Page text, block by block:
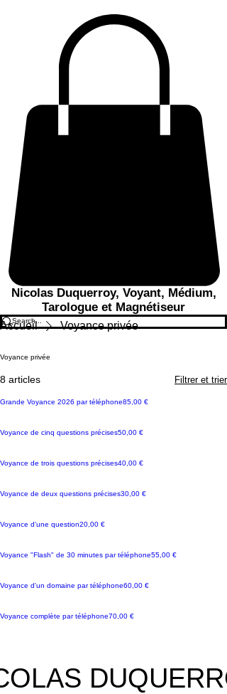
Nicolas Duquerroy, Voyant, Médium,
Tarologue et Magnétiseur
Accueil Voyance privée
Voyance privée
8 articles Filtrer et trier
2026
Grande Voyance 2026 par téléphonePrix
85,00 €
Voyance de cinq questions précisesPrix
50,00 €
Voyance de trois questions précisesPrix
40,00 €
Voyance de deux questions précisesPrix
30,00 €
Voyance d'une questionPrix
20,00 €
Voyance "Flash" de 30 minutes par téléphonePrix
55,00 €
Voyance d'un domaine par téléphonePrix
60,00 €
Meilleure Vente
Voyance complète par téléphonePrix
70,00 €